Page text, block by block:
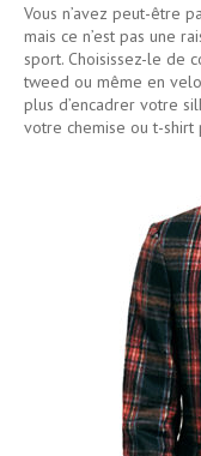
Vous n’avez peut-être
mais ce n’est pas une
sport. Choisissez-le de
tweed ou même en
plus d’encadrer votre
votre chemise ou t-shirt